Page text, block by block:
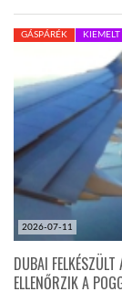
2026-07-11
GÁSPÁRÉK KIEMELT
DUBAI
ELLENŐRZIK A